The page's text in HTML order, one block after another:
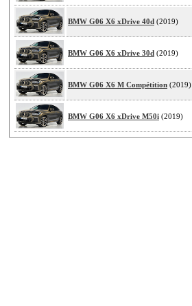
BMW G06 X6 xDrive 40d (2019)
BMW G06 X6 xDrive 30d (2019)
BMW G06 X6 M Compétition (2019)
BMW G06 X6 xDrive M50i (2019)